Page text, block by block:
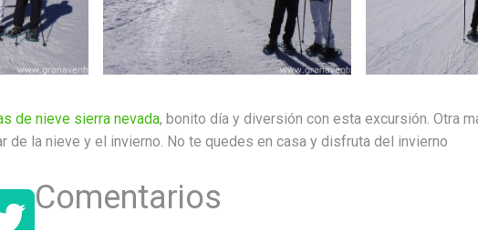
de nieve sierra nevada, bonito día y diversión con esta excursión. Otra
de la nieve y el invierno. No te quedes en casa y disfruta del invierno
Comentarios